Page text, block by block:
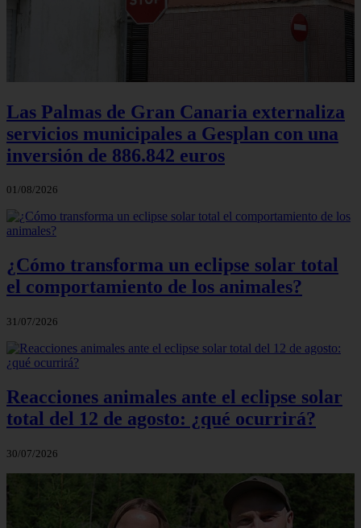
Las Palmas de Gran Canaria externaliza
servicios municipales a Gesplan con una
inversión de 886.842 euros
01/08/2026
¿Cómo transforma un eclipse solar total
el comportamiento de los animales?
31/07/2026
Reacciones animales ante el eclipse solar
total del 12 de agosto: ¿qué ocurrirá?
30/07/2026